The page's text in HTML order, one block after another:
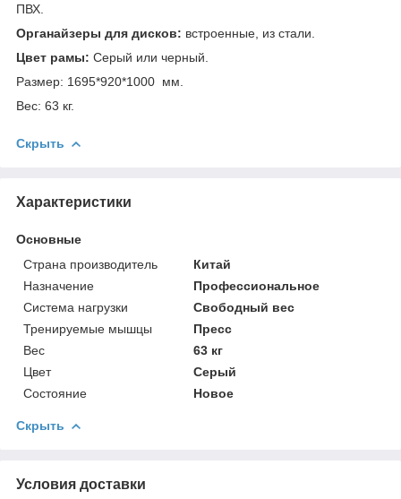
ПВХ.
Органайзеры для дисков: встроенные, из стали.
Цвет рамы: Серый или черный.
Размер: 1695*920*1000 мм.
Вес: 63 кг.
Скрыть
Характеристики
Основные
Страна производитель
Китай
Назначение
Профессиональное
Система нагрузки
Свободный вес
Тренируемые мышцы
Пресс
Вес
63 кг
Цвет
Серый
Состояние
Новое
Скрыть
Условия доставки